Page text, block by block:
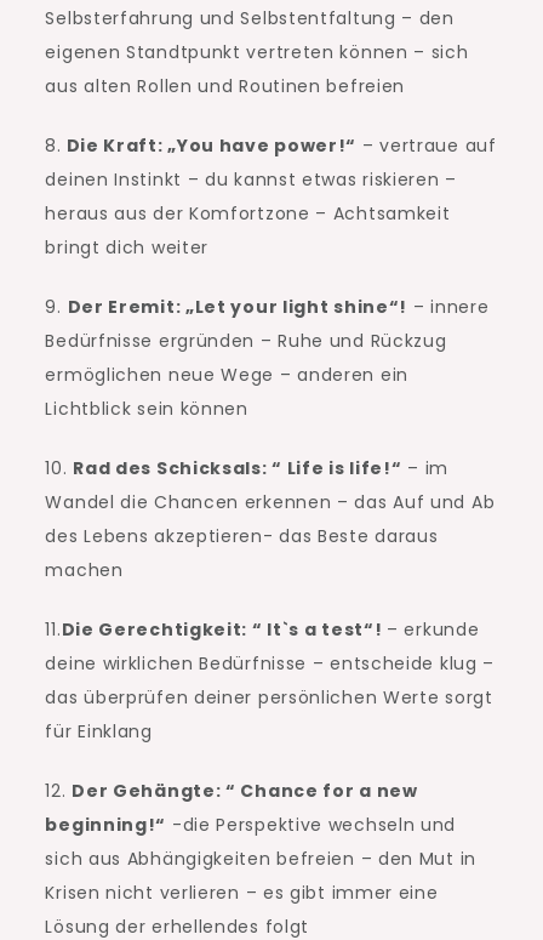
Selbsterfahrung und Selbstentfaltung – den
eigenen Standtpunkt vertreten können – sich
aus alten Rollen und Routinen befreien
8. Die Kraft: „You have power!“ – vertraue auf
deinen Instinkt – du kannst etwas riskieren –
heraus aus der Komfortzone – Achtsamkeit
bringt dich weiter
9. Der Eremit: „Let your light shine“! – innere
Bedürfnisse ergründen – Ruhe und Rückzug
ermöglichen neue Wege – anderen ein
Lichtblick sein können
10. Rad des Schicksals: “ Life is life!“ – im
Wandel die Chancen erkennen – das Auf und Ab
des Lebens akzeptieren- das Beste daraus
machen
11.Die Gerechtigkeit: “ It`s a test“! – erkunde
deine wirklichen Bedürfnisse – entscheide klug –
das überprüfen deiner persönlichen Werte sorgt
für Einklang
12. Der Gehängte: “ Chance for a new
beginning!“ -die Perspektive wechseln und
sich aus Abhängigkeiten befreien – den Mut in
Krisen nicht verlieren – es gibt immer eine
Lösung der erhellendes folgt